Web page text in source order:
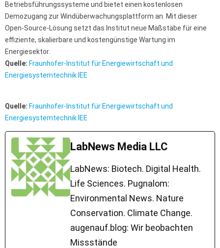
Betriebsführungssysteme und bietet einen kostenlosen
Demozugang zur Windüberwachungsplattform an. Mit dieser
Open-Source-Lösung setzt das Institut neue Maßstäbe für eine
effiziente, skalierbare und kostengünstige Wartung im
Energiesektor.
Quelle: Fraunhofer-Institut für Energiewirtschaft und
Energiesystemtechnik IEE
Quelle: Fraunhofer-Institut für Energiewirtschaft und
Energiesystemtechnik IEE
LabNews Media LLC
LabNews: Biotech. Digital Health.
Life Sciences. Pugnalom:
Environmental News. Nature
Conservation. Climate Change.
augenauf.blog: Wir beobachten
Missstände